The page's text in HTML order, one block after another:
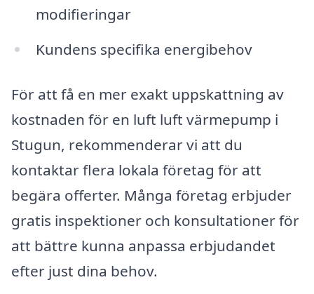
modifieringar
Kundens specifika energibehov
För att få en mer exakt uppskattning av
kostnaden för en luft luft värmepump i
Stugun, rekommenderar vi att du
kontaktar flera lokala företag för att
begära offerter. Många företag erbjuder
gratis inspektioner och konsultationer för
att bättre kunna anpassa erbjudandet
efter just dina behov.